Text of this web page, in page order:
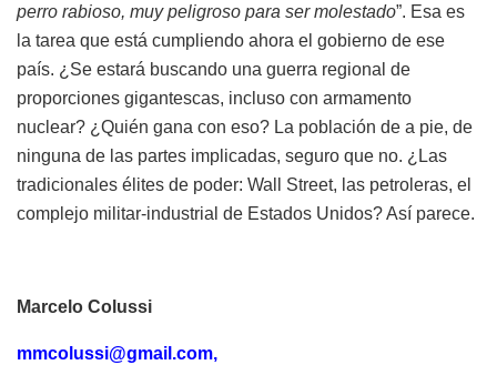
perro rabioso, muy peligroso para ser molestado”. Esa es
la tarea que está cumpliendo ahora el gobierno de ese
país. ¿Se estará buscando una guerra regional de
proporciones gigantescas, incluso con armamento
nuclear? ¿Quién gana con eso? La población de a pie, de
ninguna de las partes implicadas, seguro que no. ¿Las
tradicionales élites de poder: Wall Street, las petroleras, el
complejo militar-industrial de Estados Unidos? Así parece.
Marcelo Colussi
mmcolussi@gmail.com,